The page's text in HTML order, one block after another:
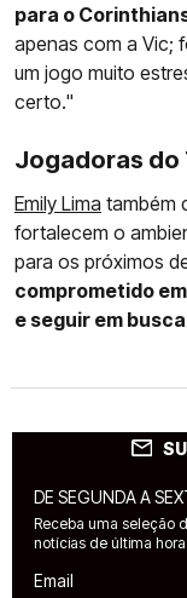
para o
apenas com a Vic;
um jogo muito
certo."
Jogadoras do
Emily Lima também
fortalecem o
para os próximos
comprometido
e seguir em
DE SEGUNDA A
Receba uma seleção
notícias de última
Email